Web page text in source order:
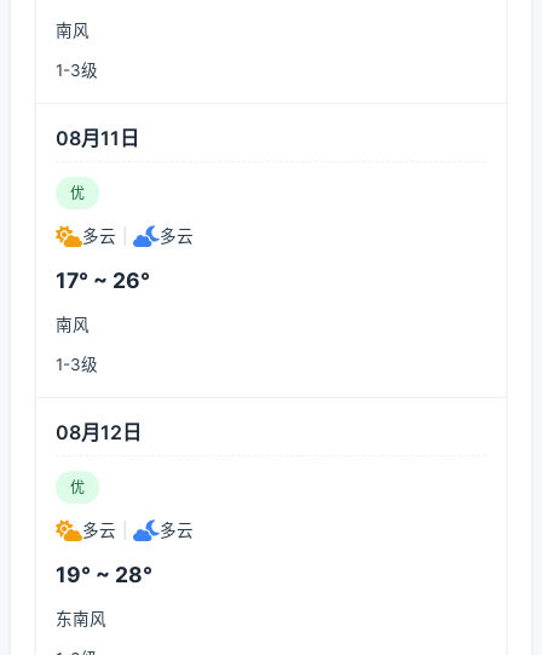
南风
1-3级
08月11日
优
多云 多云
17° ~ 26°
南风
1-3级
08月12日
优
多云 多云
19° ~ 28°
东南风